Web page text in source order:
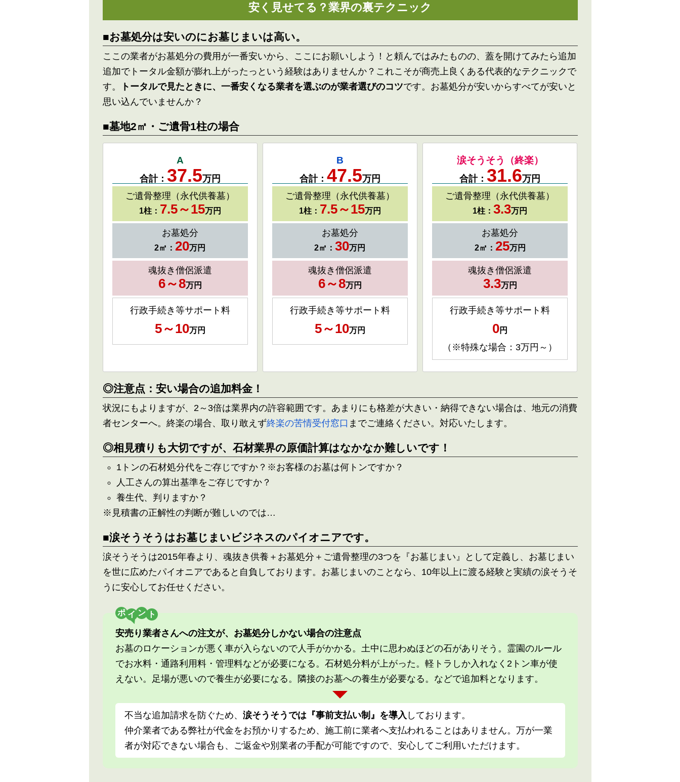
安く見せてる？業界の裏テクニック
■お墓処分は安いのにお墓じまいは高い。
ここの業者がお墓処分の費用が一番安いから、ここにお願いしよう！と頼んではみたものの、蓋を開けてみたら追加
追加でトータル金額が膨れ上がったっという経験はありませんか？これこそが商売上良くある代表的なテクニックで
す。
トータルで見たときに、一番安くなる業者を選ぶのが業者選びのコツです。お墓処分が安いからすべてが安いと
思い込んでいませんか？
■墓地2㎡・ご遺骨1柱の場合
A
合計： 37.5万円
ご遺骨整理（永代供養墓）
1柱： 7.5～15万円
お墓処分
2㎡： 20万円
魂抜き僧侶派遣
6～8万円
行政手続き等サポート料
5～10万円
B
合計： 47.5万円
ご遺骨整理（永代供養墓）
1柱： 7.5～15万円
お墓処分
2㎡：30万円
魂抜き僧侶派遣
6～8万円
行政手続き等サポート料
5～10万円
涙そうそう（終楽）
合計： 31.6万円
ご遺骨整理（永代供養墓）
1柱：3.3万円
お墓処分
2㎡： 25万円
魂抜き僧侶派遣
3.3万円
行政手続き等サポート料
0円
（※特殊な場合：3万円～）
◎注意点：安い場合の追加料金！
状況にもよりますが、2～3倍は業界内の許容範囲です。あまりにも格差が大きい・納得できない場合は、地元の消費
者センターへ。終楽の場合、取り敢えず終楽の苦情受付窓口 までご連絡ください。対応いたします。
◎相見積りも大切ですが、石材業界の原価計算はなかなか難しいです！
1トンの石材処分代をご存じですか？※お客様のお墓は何トンですか？
人工さんの算出基準をご存じですか？
養生代、判りますか？
※見積書の正解性の判断が難しいのでは…
■涙そうそうはお墓じまいビジネスのパイオニアです。
涙そうそうは2015年春より、魂抜き供養＋お墓処分＋ご遺骨整理の3つを『お墓じまい』として定義し、お墓じまい
を世に広めたパイオニアであると自負しております。お墓じまいのことなら、10年以上に渡る経験と実績の涙そうそ
うに安心してお任せください。
ポ ン
安売り業者さんへの注文が、お墓処分しかない場合の注意点
お墓のロケーションが悪く車が入らないので人手がかかる。土中に思わぬほどの石がありそう。霊園のルール
でお水料・通路利用料・管理料などが必要になる。石材処分料が上がった。軽トラしか入れなく2トン車が使
えない。足場が悪いので養生が必要になる。隣接のお墓への養生が必要なる。などで追加料となります。
不当な追加請求を防ぐため、 涙そうそうでは『事前支払い制』を導入 しております。
仲介業者である弊社が代金をお預かりするため、施工前に業者へ支払われることはありません。万が一業
者が対応できない場合も、ご返金や別業者の手配が可能ですので、安心してご利用いただけます。